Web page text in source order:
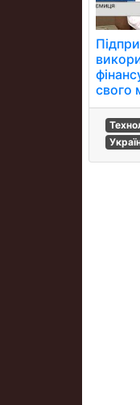
свого